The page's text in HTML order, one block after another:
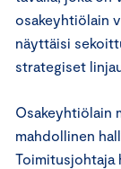
osakeyhtiölain
näyttäisi
strategiset
Osakeyhtiölain
mahdollinen
Toimitusjohtaja